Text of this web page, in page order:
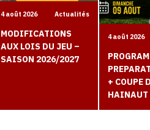
4 août 2026 Actualités
MODIFICATIONS
AUX LOIS DU JEU –
SAISON 2026/2027
4 août 2026
+ COUPE
HAINAUT